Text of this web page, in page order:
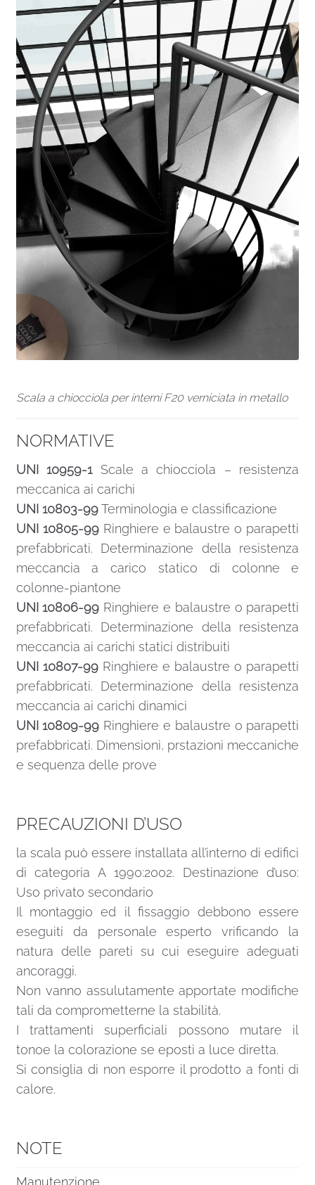
Scala a chiocciola per interni F20 verniciata in metallo
NORMATIVE
UNI 10959-1Scale a chiocciola – resistenza
meccanica ai carichi
UNI 10803-99Terminologia e classificazione
UNI 10805-99Ringhiere e balaustre o parapetti
prefabbricati. Determinazione della resistenza
meccancia a carico statico di colonne e
colonne-piantone
UNI 10806-99 Ringhiere e balaustre o parapetti
prefabbricati. Determinazione della resistenza
meccancia ai carichi statici distribuiti
UNI 10807-99Ringhiere e balaustre o parapetti
prefabbricati. Determinazione della resistenza
meccancia ai carichi dinamici
UNI 10809-99 Ringhiere e balaustre o parapetti
prefabbricati. Dimensioni, prstazioni meccaniche
e sequenza delle prove
PRECAUZIONI D’USO
la scala può essere installata all’interno di edifici
di categoria A 1990:2002. Destinazione d’uso:
Uso privato secondario
Il montaggio ed il fissaggio debbono essere
eseguiti da personale esperto vrificando la
natura delle pareti su cui eseguire adeguati
ancoraggi.
Non vanno assulutamente apportate modifiche
tali da comprometterne la stabilità.
I trattamenti superficiali possono mutare il
tonoe la colorazione se eposti a luce diretta.
Si consiglia di non esporre il prodotto a fonti di
calore.
NOTE
Manutenzione